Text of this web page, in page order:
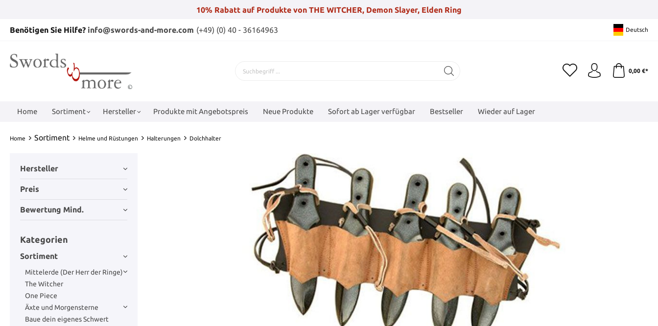
10% Rabatt auf Produkte von THE WITCHER, Demon Slayer, Elden Ring
Benötigen Sie Hilfe? info@swords-and-more.com (+49) (0) 40 - 36164963 Deutsch
0,00 €*
Home Sortiment Hersteller Produkte mit Angebotspreis Neue Produkte Sofort ab Lager verfügbar Bestseller Wieder auf Lager
Home Sortiment Helme und Rüstungen Halterungen Dolchhalter
Hersteller
Preis
Bewertung Mind.
Kategorien
Sortiment
Mittelerde (Der Herr der Ringe)
The Witcher
One Piece
Äxte und Morgensterne
Baue dein eigenes Schwert